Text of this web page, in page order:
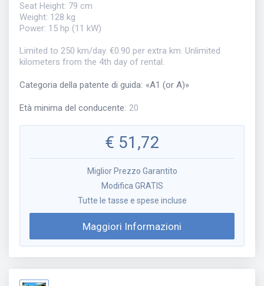
Seat Height: 79 cm
Weight: 128 kg
Power: 15 hp (11 kW)
Limited to 250 km/day. €0.90 per extra km. Unlimited
kilometers from the 4th day of rental.
Categoria della patente di guida: «A1 (or A)»
Età minima del conducente: 20
€ 51,72
Miglior Prezzo Garantito
Modifica GRATIS
Tutte le tasse e spese incluse
Maggiori Informazioni